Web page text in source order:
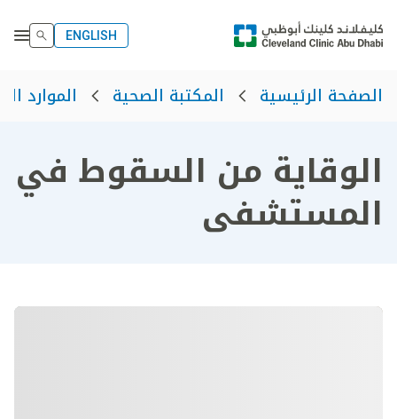
ENGLISH
الصفحة الرئيسية المكتبة الصحية الموارد
الوقاية من السقوط في
المستشفى